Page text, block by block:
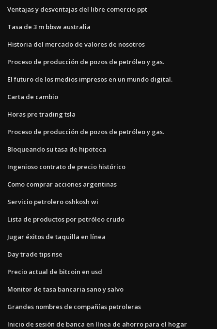
Ventajas y desventajas del libre comercio ppt
Tasa de 3 m bbsw australia
Historia del mercado de valores de nosotros
Proceso de producción de pozos de petróleo y gas.
El futuro de los medios impresos en un mundo digital.
Carta de cambio
Horas pre trading tsla
Proceso de producción de pozos de petróleo y gas.
Bloqueando su tasa de hipoteca
Ingenioso contrato de precio histórico
Como comprar acciones argentinas
Servicio petrolero oshkosh wi
Lista de productos por petróleo crudo
Jugar éxitos de taquilla en línea
Day trade tips nse
Precio actual de bitcoin en usd
Monitor de tasa bancaria sano y salvo
Grandes nombres de compañías petroleras
Inicio de sesión de banca en línea de ahorro para el hogar